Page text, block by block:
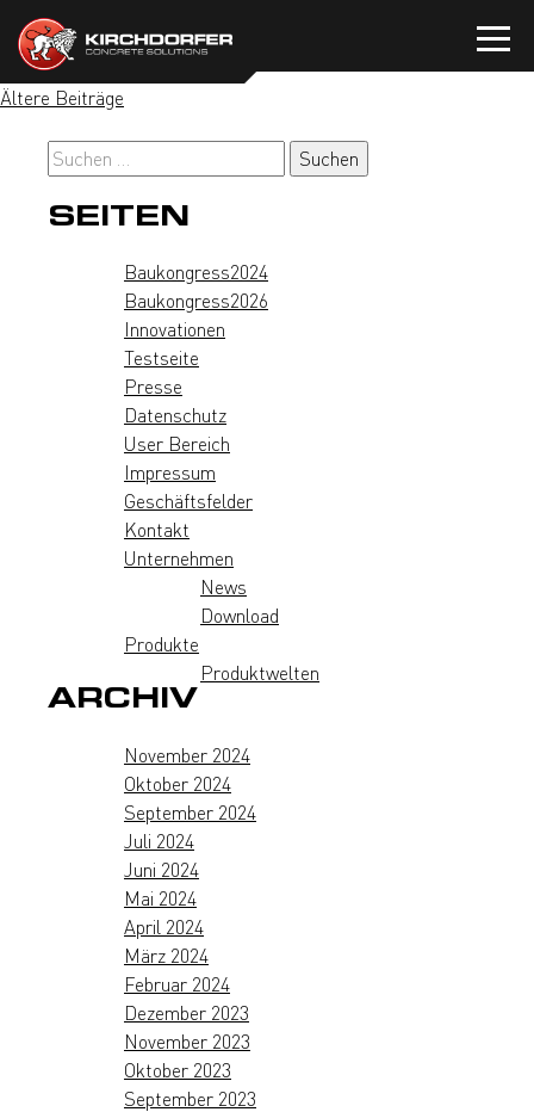
Inhalt
springen
BEITRAGSNAVIGATION
Ältere Beiträge
Suchen
nach:
SEITEN
Baukongress2024
Baukongress2026
Innovationen
Testseite
Presse
Datenschutz
User Bereich
Impressum
Geschäftsfelder
Kontakt
Unternehmen
News
Download
Produkte
Produktwelten
ARCHIV
November 2024
Oktober 2024
September 2024
Juli 2024
Juni 2024
Mai 2024
April 2024
März 2024
Februar 2024
Dezember 2023
November 2023
Oktober 2023
September 2023